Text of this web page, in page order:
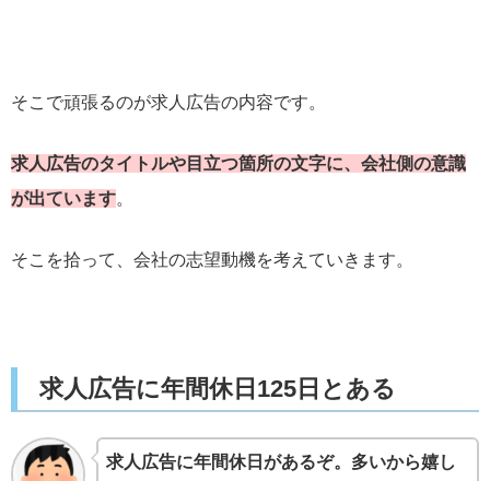
そこで頑張るのが求人広告の内容です。
求人広告のタイトルや目立つ箇所の文字に、会社側の意識
が出ています。
そこを拾って、会社の志望動機を考えていきます。
求人広告に年間休日125日とある
求人広告に年間休日があるぞ。多いから嬉し